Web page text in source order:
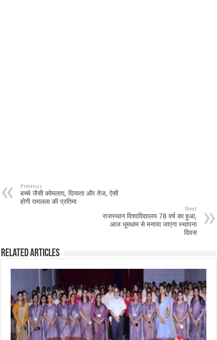
Previous
बच्चे जैसी कोमलता, दिव्यता और तेज, ऐसी
होगी रामलला की प्रतिमा
Next
राजस्थान विश्वविद्यालय 78 वर्ष का हुआ,
आज धूमधाम से मनाया जाएगा स्थापना
दिवस
Related Articles